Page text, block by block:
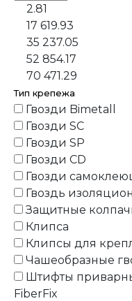
2.81
17 619.93
35 237.05
52 854.17
70 471.29
Тип крепежа
Гвозди Bimetall
Гвозди SC
Гвозди SP
Гвозди СD
Гвозди
Гвоздь
Защитные
Клипса
Клипсы для
Чашеобразные
Штифты
FiberFix